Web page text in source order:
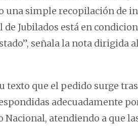
una simple recopilación de
Jubilados está en
señala la nota dirigida
texto que el pedido surge
adecuadamente
Nacional, atendiendo a que